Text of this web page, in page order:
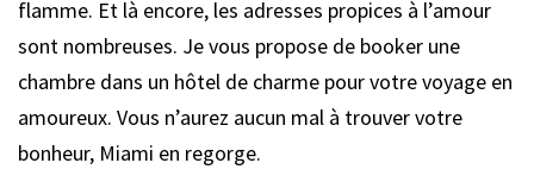
flamme. Et là encore, les adresses propices à l’amour
sont nombreuses. Je vous propose de booker une
chambre dans un hôtel de charme pour votre voyage en
amoureux. Vous n’aurez aucun mal à trouver votre
bonheur, Miami en regorge.